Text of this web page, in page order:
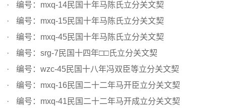
编号：mxq-14民国十年马陈氏立分关文契
编号：mxq-15民国十年马陈氏立分关文契
编号：mxq-45民国十年马陈氏立分关文契
编号：srg-7民国十四年□□氏立分关文契
编号：wzc-45民国十八年冯双臣等立分关文契
编号：mxq-16民国二十二年马开臣立分关文契
编号：mxq-41民国二十二年马开成立分关文契